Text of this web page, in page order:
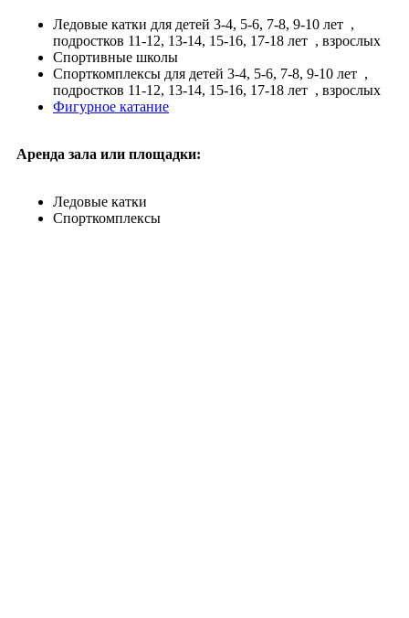
Ледовые катки для детей 3-4, 5-6, 7-8, 9-10 лет ,
подростков 11-12, 13-14, 15-16, 17-18 лет , взрослых
Спортивные школы
Спорткомплексы для детей 3-4, 5-6, 7-8, 9-10 лет ,
подростков 11-12, 13-14, 15-16, 17-18 лет , взрослых
Фигурное катание
Аренда зала или площадки:
Ледовые катки
Спорткомплексы